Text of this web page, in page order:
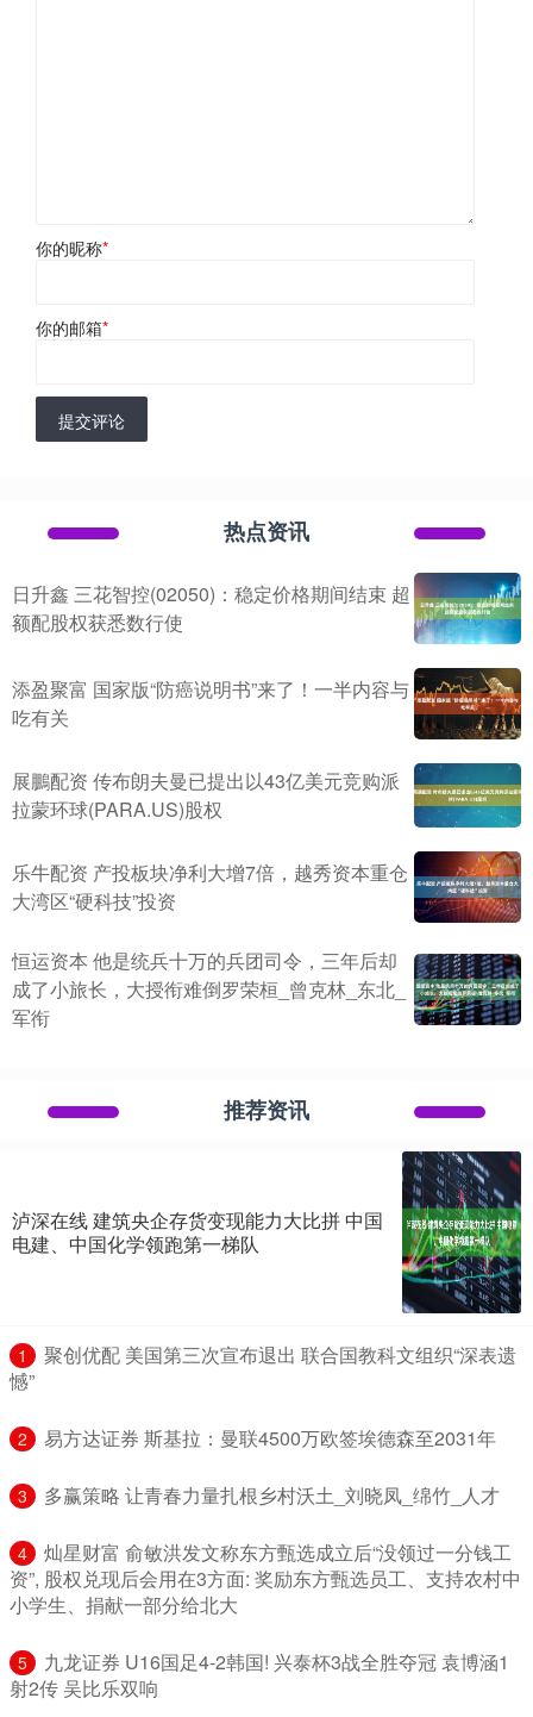
你的昵称*
你的邮箱*
提交评论
热点资讯
日升鑫 三花智控(02050)：稳定价格期间结束 超
额配股权获悉数行使
添盈聚富 国家版“防癌说明书”来了！一半内容与
吃有关
展鵬配资 传布朗夫曼已提出以43亿美元竞购派
拉蒙环球(PARA.US)股权
乐牛配资 产投板块净利大增7倍，越秀资本重仓
大湾区“硬科技”投资
恒运资本 他是统兵十万的兵团司令，三年后却
成了小旅长，大授衔难倒罗荣桓_曾克林_东北_
军衔
推荐资讯
泸深在线 建筑央企存货变现能力大比拼 中国
电建、中国化学领跑第一梯队
1
​聚创优配 美国第三次宣布退出 联合国教科文组织“深表遗
憾”
2 ​易方达证券 斯基拉：曼联4500万欧签埃德森至2031年
3 ​多赢策略 让青春力量扎根乡村沃土_刘晓凤_绵竹_人才
4
​灿星财富 俞敏洪发文称东方甄选成立后“没领过一分钱工
资”, 股权兑现后会用在3方面: 奖励东方甄选员工、支持农村中
小学生、捐献一部分给北大
5
​九龙证券 U16国足4-2韩国! 兴泰杯3战全胜夺冠 袁博涵1
射2传 吴比乐双响